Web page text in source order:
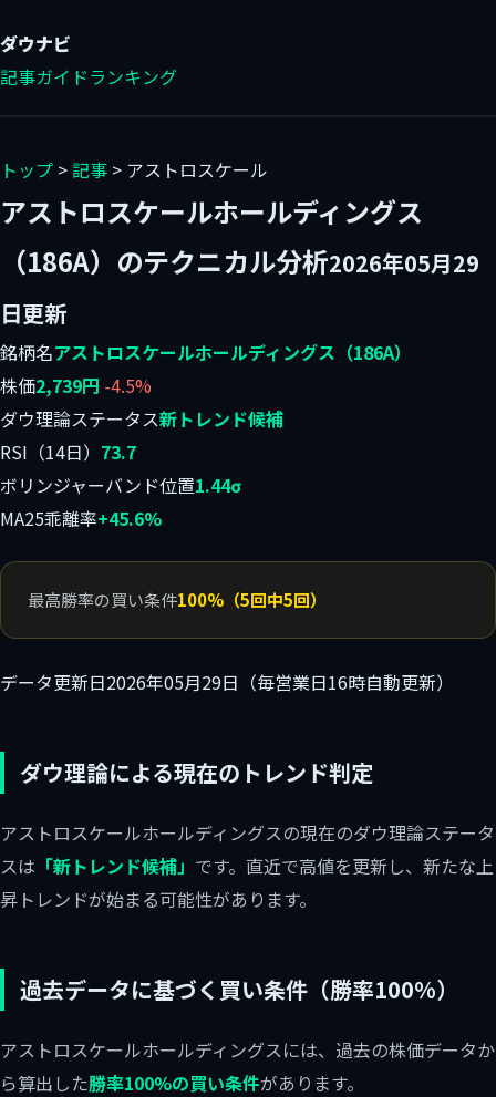
ダウナビ
記事ガイドランキング
トップ >記事 > アストロスケール
アストロスケールホールディングス
（186A）のテクニカル分析2026年05月29
日更新
銘柄名アストロスケールホールディングス（186A）
株価2,739円 -4.5%
ダウ理論ステータス新トレンド候補
RSI（14日） 73.7
ボリンジャーバンド位置1.44σ
MA25乖離率+45.6%
最高勝率の買い条件100%（5回中5回）
データ更新日2026年05月29日（毎営業日16時自動更新）
ダウ理論による現在のトレンド判定
アストロスケールホールディングスの現在のダウ理論ステータ
スは 「新トレンド候補」 です。直近で高値を更新し、新たな上
昇トレンドが始まる可能性があります。
過去データに基づく買い条件（勝率100%）
アストロスケールホールディングスには、過去の株価データか
ら算出した勝率100%の買い条件があります。